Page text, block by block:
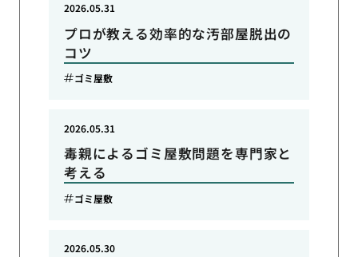
プロが教える効率的な汚部屋脱出の
コツ
2026.05.31
ゴミ屋敷
毒親によるゴミ屋敷問題を専門家と
考える
2026.05.31
ゴミ屋敷
2026.05.30